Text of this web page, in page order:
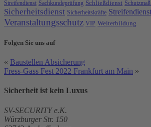
Streifendienst Sachkundeprüfung Schließdienst
Sicherheitsdienst Sicherheitskräfte Streifendienst
Veranstaltungsschutz VIP Weiterbildung
Folgen Sie uns auf
« Baustellen Absicherung
Fress-Gass Fest 2022 Frankfurt am Main »
Sicherheit ist kein Luxus
SV-SECURITY e.K.
Würzburger Str. 150